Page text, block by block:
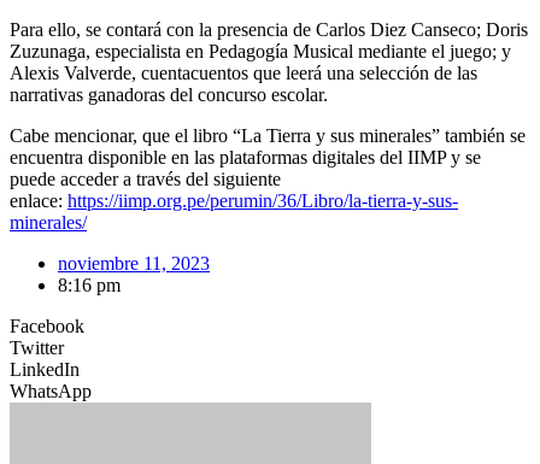
Para ello, se contará con la presencia de Carlos Diez Canseco; Doris
Zuzunaga, especialista en Pedagogía Musical mediante el juego; y
Alexis Valverde, cuentacuentos que leerá una selección de las
narrativas ganadoras del concurso escolar.
Cabe mencionar, que el libro “La Tierra y sus minerales” también se
encuentra disponible en las plataformas digitales del IIMP y se
puede acceder a través del siguiente
enlace: https://iimp.org.pe/perumin/36/Libro/la-tierra-y-sus-
minerales/
noviembre 11, 2023
8:16 pm
Facebook
Twitter
LinkedIn
WhatsApp